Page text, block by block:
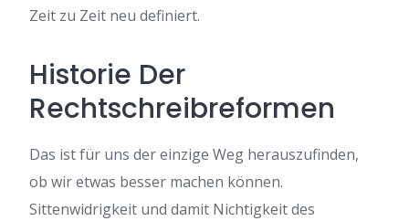
Zeit zu Zeit neu definiert.
Historie Der
Rechtschreibreformen
Das ist für uns der einzige Weg herauszufinden,
ob wir etwas besser machen können.
Sittenwidrigkeit und damit Nichtigkeit des